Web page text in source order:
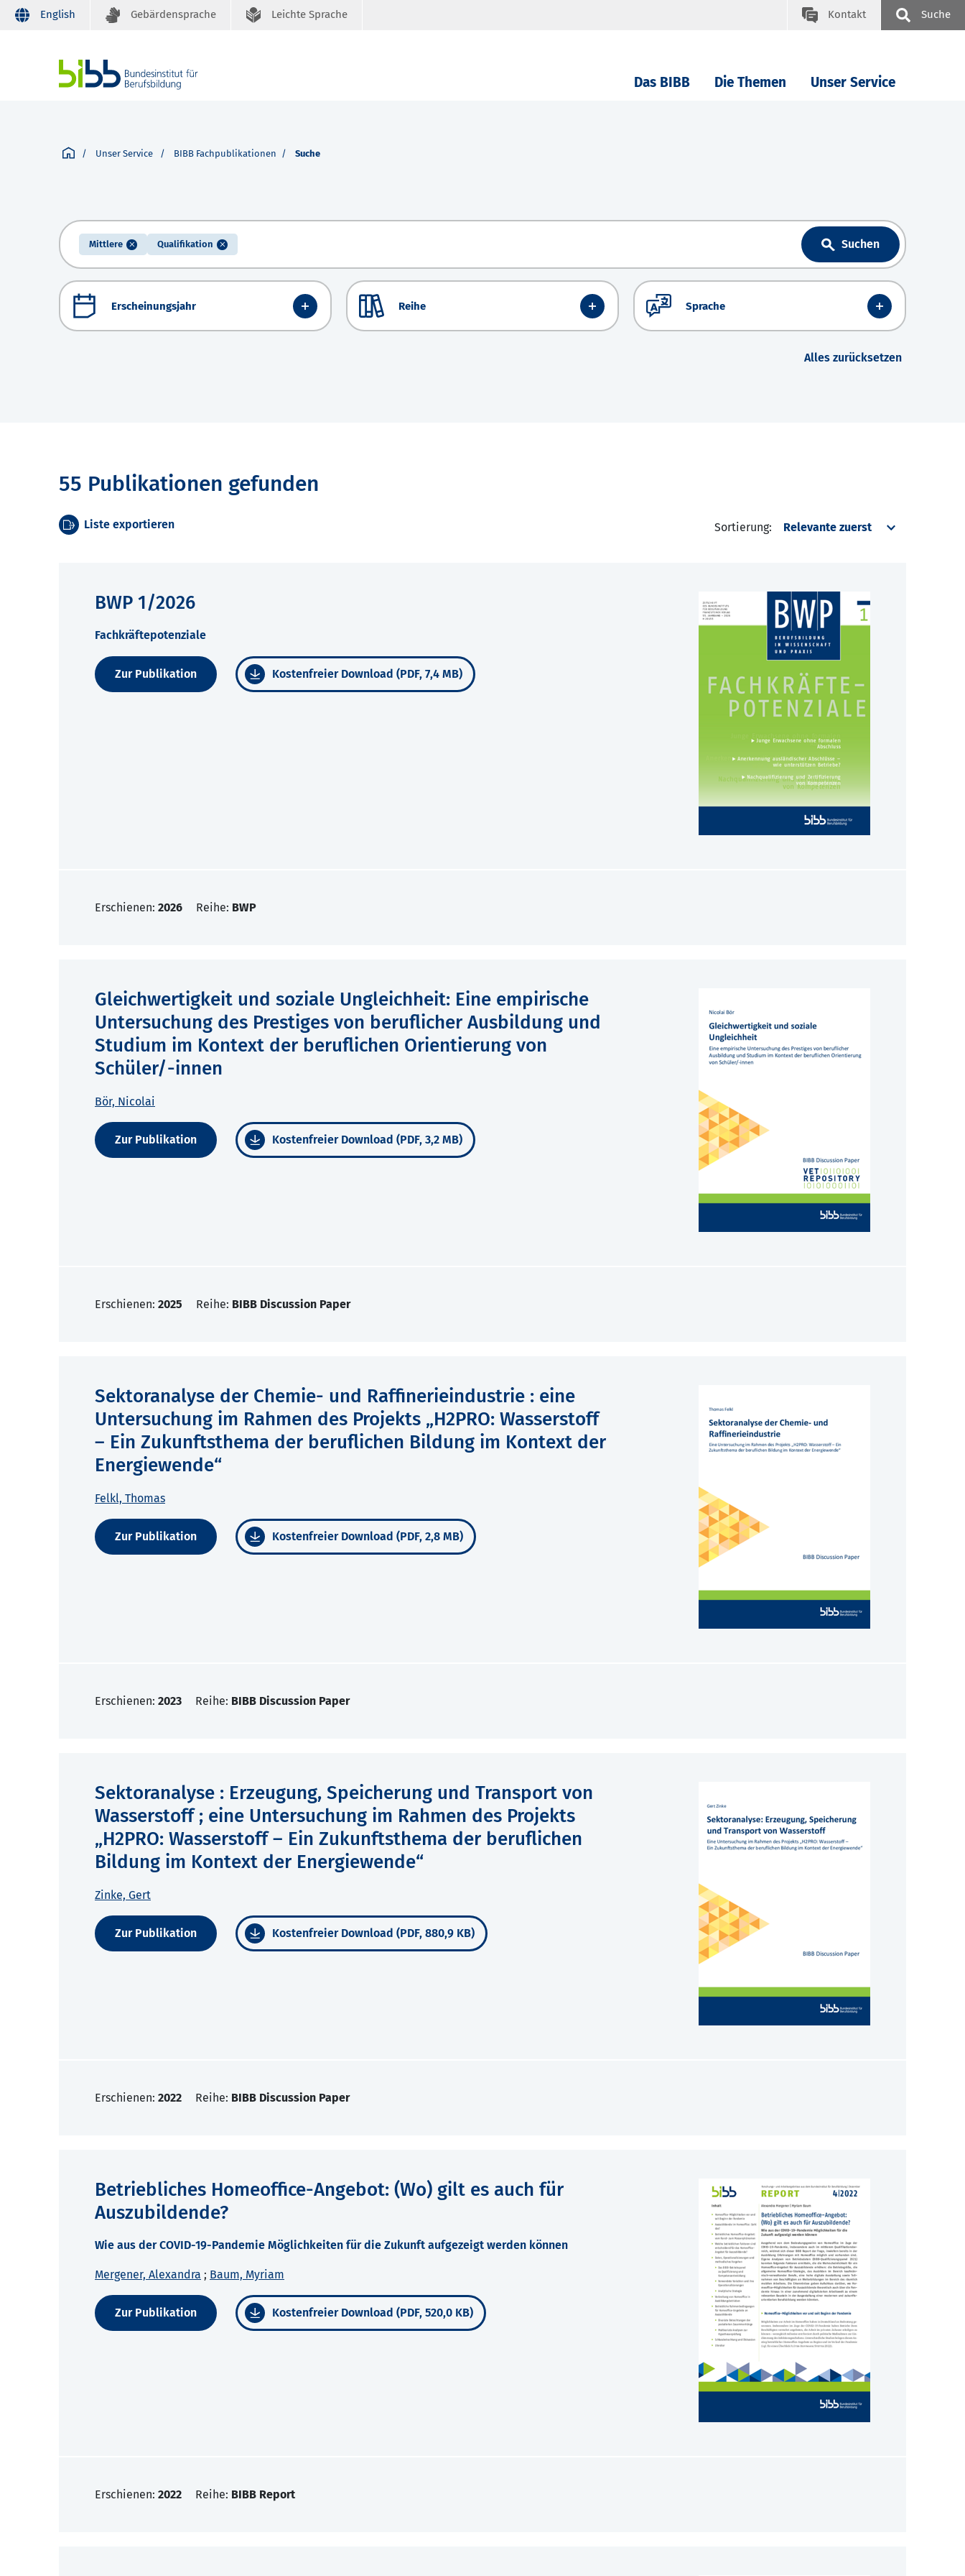
English Gebärdensprache Leichte Sprache Kontakt Suche
Das BIBB Die Themen Unser Service
Unser Service BIBB Fachpublikationen Suche
Mittlere Qualifikation Suchen
Erscheinungsjahr Reihe Sprache
Alles zurücksetzen
55 Publikationen gefunden
Liste exportieren Sortierung:
BWP 1/2026
Fachkräftepotenziale
Zur Publikation Kostenfreier Download (PDF, 7,4 MB)
Erschienen: 2026 Reihe: BWP
Gleichwertigkeit und soziale Ungleichheit: Eine empirische
Untersuchung des Prestiges von beruflicher Ausbildung und
Studium im Kontext der beruflichen Orientierung von
Schüler/-innen
Bör, Nicolai
Zur Publikation Kostenfreier Download (PDF, 3,2 MB)
Erschienen: 2025 Reihe: BIBB Discussion Paper
Sektoranalyse der Chemie- und Raffinerieindustrie : eine
Untersuchung im Rahmen des Projekts „H2PRO: Wasserstoff
– Ein Zukunftsthema der beruflichen Bildung im Kontext der
Energiewende“
Felkl, Thomas
Zur Publikation Kostenfreier Download (PDF, 2,8 MB)
Erschienen: 2023 Reihe: BIBB Discussion Paper
Sektoranalyse : Erzeugung, Speicherung und Transport von
Wasserstoff ; eine Untersuchung im Rahmen des Projekts
„H2PRO: Wasserstoff – Ein Zukunftsthema der beruflichen
Bildung im Kontext der Energiewende“
Zinke, Gert
Zur Publikation Kostenfreier Download (PDF, 880,9 KB)
Erschienen: 2022 Reihe: BIBB Discussion Paper
Betriebliches Homeoffice-Angebot: (Wo) gilt es auch für
Auszubildende?
Wie aus der COVID-19-Pandemie Möglichkeiten für die Zukunft aufgezeigt werden können
Mergener, Alexandra ; Baum, Myriam
Zur Publikation Kostenfreier Download (PDF, 520,0 KB)
Erschienen: 2022 Reihe: BIBB Report